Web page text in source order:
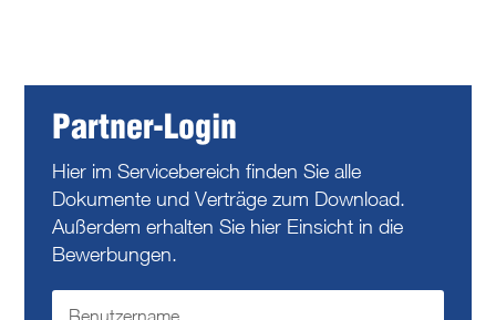
Partner-Login
Hier im Servicebereich finden Sie alle
Dokumente und Verträge zum Download.
Außerdem erhalten Sie hier Einsicht in die
Bewerbungen.